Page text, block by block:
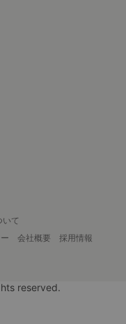
て
会社概要
採用情報
reserved.